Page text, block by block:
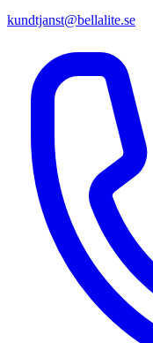
kundtjanst@bellalite.se